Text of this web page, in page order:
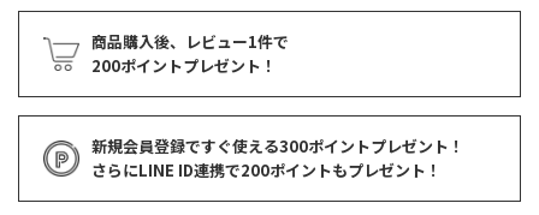
商品購入後、レビュー1件で
200ポイントプレゼント！
新規会員登録ですぐ使える300ポイントプレゼント！
さらにLINE ID連携で200ポイントもプレゼント！